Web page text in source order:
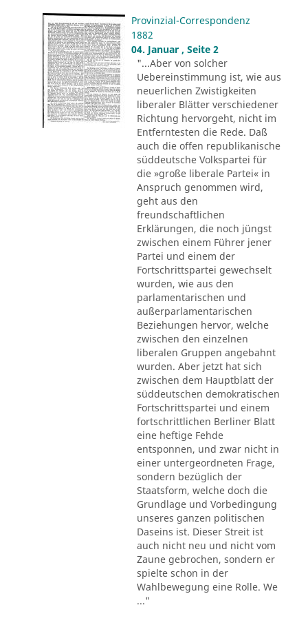
Provinzial-Correspondenz
1882
04. Januar , Seite 2
"...Aber von solcher
Uebereinstimmung ist, wie aus
neuerlichen Zwistigkeiten
liberaler Blätter verschiedener
Richtung hervorgeht, nicht im
Entferntesten die Rede. Daß
auch die offen republikanische
süddeutsche Volkspartei für
die »große liberale Partei« in
Anspruch genommen wird,
geht aus den
freundschaftlichen
Erklärungen, die noch jüngst
zwischen einem Führer jener
Partei und einem der
Fortschrittspartei gewechselt
wurden, wie aus den
parlamentarischen und
außerparlamentarischen
Beziehungen hervor, welche
zwischen den einzelnen
liberalen Gruppen angebahnt
wurden. Aber jetzt hat sich
zwischen dem Hauptblatt der
süddeutschen demokratischen
Fortschrittspartei und einem
fortschrittlichen Berliner Blatt
eine heftige Fehde
entsponnen, und zwar nicht in
einer untergeordneten Frage,
sondern bezüglich der
Staatsform, welche doch die
Grundlage und Vorbedingung
unseres ganzen politischen
Daseins ist. Dieser Streit ist
auch nicht neu und nicht vom
Zaune gebrochen, sondern er
spielte schon in der
Wahlbewegung eine Rolle. We
..."